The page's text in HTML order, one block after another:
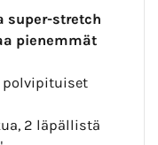
super-stretch
pienemmät
polvipituiset
2 läpällistä